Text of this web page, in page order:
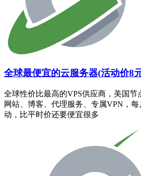
全球最便宜的云服务器(活动价8
全球性价比最高的VPS供应商，美国节
网站、博客、代理服务、专属VPN，
动，比平时价还要便宜很多